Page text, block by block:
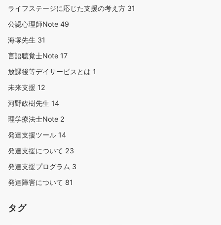
ライフステージに応じた支援の考え方 31
公認心理師Note 49
海塚先生 31
言語聴覚士Note 17
放課後等デイサービスとは 1
未来支援 12
河野政樹先生 14
理学療法士Note 2
発達支援ツール 14
発達支援について 23
発達支援プログラム 3
発達障害について 81
タグ